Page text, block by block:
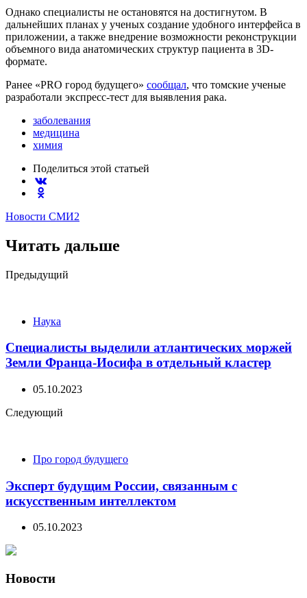
Однако специалисты не остановятся на достигнутом. В
дальнейших планах у ученых создание удобного интерфейса в
приложении, а также внедрение возможности реконструкции
объемного вида анатомических структур пациента в 3D-
формате.
Ранее «PRO город будущего» сообщал, что томские ученые
разработали экспресс-тест для выявления рака.
заболевания
медицина
химия
Поделиться этой статьей
Новости СМИ2
Читать дальше
Post
Предыдущий
Наука
Специалисты выделили атлантических моржей
Земли Франца-Иосифа в отдельный кластер
05.10.2023
Следующий
Про город будущего
Эксперт будущим России, связанным с
искусственным интеллектом
05.10.2023
Новости